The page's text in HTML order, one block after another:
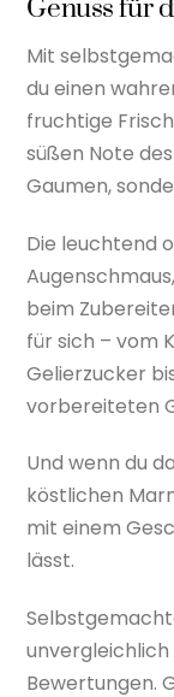
Genuss für
Mit
du einen
fruchtige
süßen Note
Gaumen,
Die leuchtend
beim
für sich – vom
Gelierzucker
vorbereiteten
Und wenn du
köstlichen
mit einem
lässt.
Bewertungen.